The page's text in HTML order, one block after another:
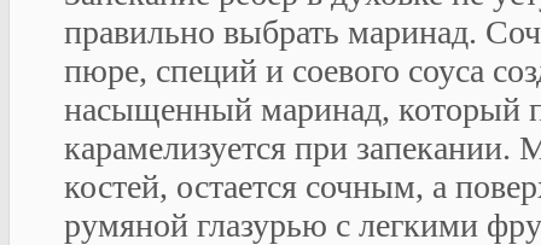
правильно выбрать маринад.
пюре, специй и соевого соуса
насыщенный маринад, который
карамелизуется при запекании.
костей, остается сочным, а
румяной глазурью с легкими